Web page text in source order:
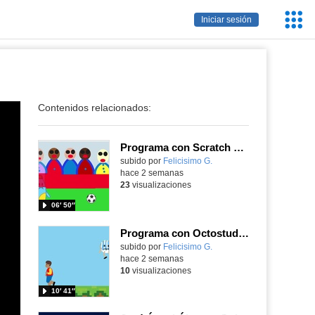
Iniciar sesión
Contenidos relacionados:
Programa con Scratch Jr una barrera que se desplaza para dar sensación de movimiento
Contenido educativo.
subido por Felicisimo G.
06′ 50″
hace 2 semanas
23visualizaciones
Programa con Octostudio, un juego de 4 personajes ganando la copa del mundo saltando y esquivando rivales.
Contenido educativo.
subido por Felicisimo G.
10′ 41″
hace 2 semanas
10visualizaciones